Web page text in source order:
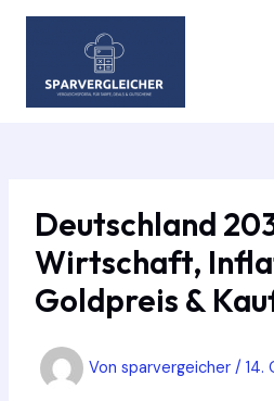
Zum
Deutschland
Wirtschaft,
Goldpreis &
Von sparvergeicher / 14.